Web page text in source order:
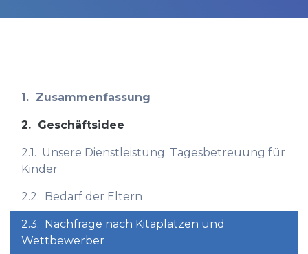
1. Zusammenfassung
2. Geschäftsidee
2.1. Unsere Dienstleistung: Tagesbetreuung für
Kinder
2.2. Bedarf der Eltern
2.3. Nachfrage nach Kitaplätzen und
Wettbewerber